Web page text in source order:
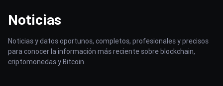
Noticias
Noticias y datos oportunos, completos, profesionales y precisos
para conocer la información más reciente sobre blockchain,
criptomonedas y Bitcoin.